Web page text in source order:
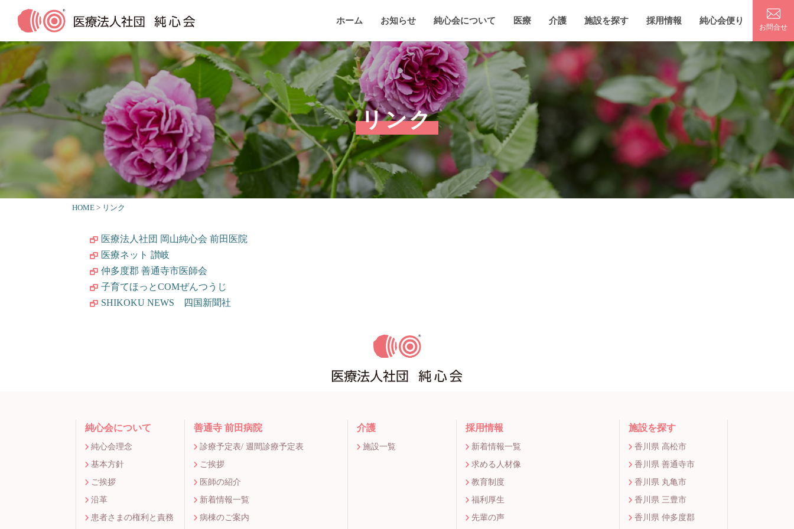
ホーム お知らせ 純心会について 医療 介護 施設を探す 採用情報 純心会便り
お問合せ
リンク
HOME リンク
医療法人社団 岡山純心会 前田医院
医療ネット 讃岐
仲多度郡 善通寺市医師会
子育てほっとCOMぜんつうじ
SHIKOKU NEWS 四国新聞社
純心会について
純心会理念
基本方針
ご挨拶
沿革
患者さまの権利と責務
善通寺 前田病院
診療予定表/ 週間診療予定表
ご挨拶
医師の紹介
新着情報一覧
病棟のご案内
介護
施設一覧
採用情報
新着情報一覧
求める人材像
教育制度
福利厚生
先輩の声
施設を探す
香川県 高松市
香川県 善通寺市
香川県 丸亀市
香川県 三豊市
香川県 仲多度郡